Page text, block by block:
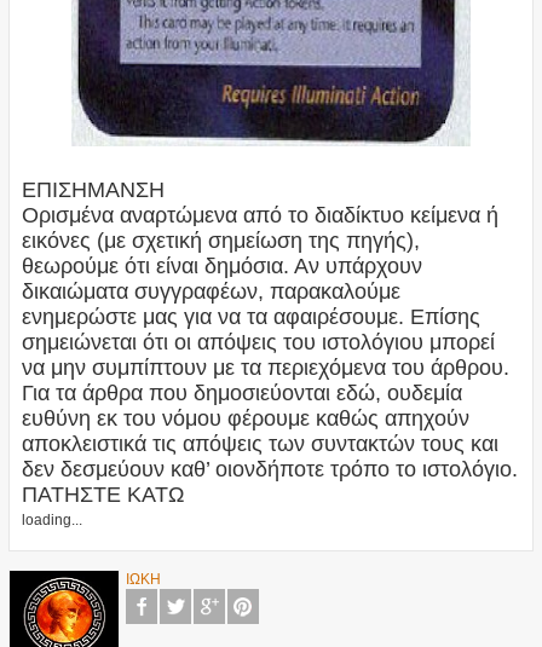
ΕΠΙΣΗΜΑΝΣΗ
Ορισμένα αναρτώμενα από το διαδίκτυο κείμενα ή
εικόνες (με σχετική σημείωση της πηγής),
θεωρούμε ότι είναι δημόσια. Αν υπάρχουν
δικαιώματα συγγραφέων, παρακαλούμε
ενημερώστε μας για να τα αφαιρέσουμε. Επίσης
σημειώνεται ότι οι απόψεις του ιστολόγιου μπορεί
να μην συμπίπτουν με τα περιεχόμενα του άρθρου.
Για τα άρθρα που δημοσιεύονται εδώ, ουδεμία
ευθύνη εκ του νόμου φέρουμε καθώς απηχούν
αποκλειστικά τις απόψεις των συντακτών τους και
δεν δεσμεύουν καθ’ οιονδήποτε τρόπο το ιστολόγιο.
ΠΑΤΗΣΤΕ ΚΑΤΩ
loading...
ΙΩΚΗ